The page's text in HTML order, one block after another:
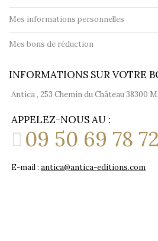
Mes informations personnelles
Mes bons de réduction
INFORMATIONS SUR VOTRE
Antica , 253 Chemin du Château 38300
APPELEZ-NOUS AU :
09 50 69 78 72
E-mail : antica@antica-editions.com